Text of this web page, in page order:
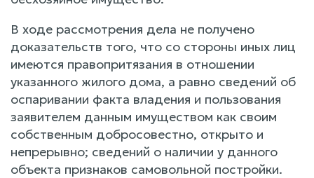
В ходе рассмотрения дела не получено
доказательств того, что со стороны иных лиц
имеются правопритязания в отношении
указанного жилого дома, а равно сведений об
оспаривании факта владения и пользования
заявителем данным имуществом как своим
собственным добросовестно, открыто и
непрерывно; сведений о наличии у данного
объекта признаков самовольной постройки.